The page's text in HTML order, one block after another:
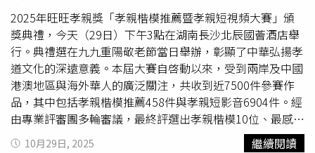
體質也會改變，但這需要一步步來。他也點出，新北市建築
師公會近年舉辦許多與國際交流、律師交流的活動，以及鼓
勵學術活動、積極參與災區的修復，都是很棒的作為，已開
始帶頭往理想這方向前進，相當值得讚賞和期待。
他鼓勵長輩盡早走入社區、多跟社會保持聯繫，參加各類活
動，適度運動加上均衡飲食，活到百歲不是夢。
2025年旺旺孝親獎「孝親楷模推薦暨孝親短視頻大賽」頒
獎典禮，今天（29日）下午3點在湖南長沙北辰國薈酒店舉
行。典禮選在九九重陽敬老節當日舉辦，彰顯了中華弘揚孝
道文化的深遠意義。本屆大賽自啓動以來，受到兩岸及中國
港澳地區與海外華人的廣泛關注，共收到近7500件參賽作
品，其中包括孝親楷模推薦458件與孝親短影音6904件。經
由專業評審團多輪審議，最終評選出孝親楷模10位、最感動
人心短影音10件及最佳人氣短影音100件，共計頒發120個
10月29日, 2025 繼續閱讀